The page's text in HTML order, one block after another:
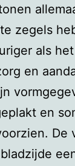
zegels
als
en
en
De